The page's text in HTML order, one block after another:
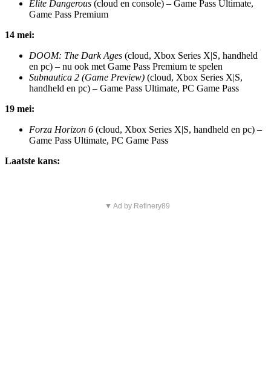
Elite Dangerous (cloud en console) – Game Pass Ultimate,
Game Pass Premium
14 mei:
DOOM: The Dark Ages (cloud, Xbox Series X|S, handheld
en pc) – nu ook met Game Pass Premium te spelen
Subnautica 2 (Game Preview) (cloud, Xbox Series X|S,
handheld en pc) – Game Pass Ultimate, PC Game Pass
19 mei:
Forza Horizon 6 (cloud, Xbox Series X|S, handheld en pc) –
Game Pass Ultimate, PC Game Pass
Laatste kans:
▼ Ad by Refinery89